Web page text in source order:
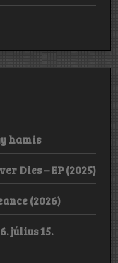
hamis
Dies – EP (2025)
(2026)
július 15.